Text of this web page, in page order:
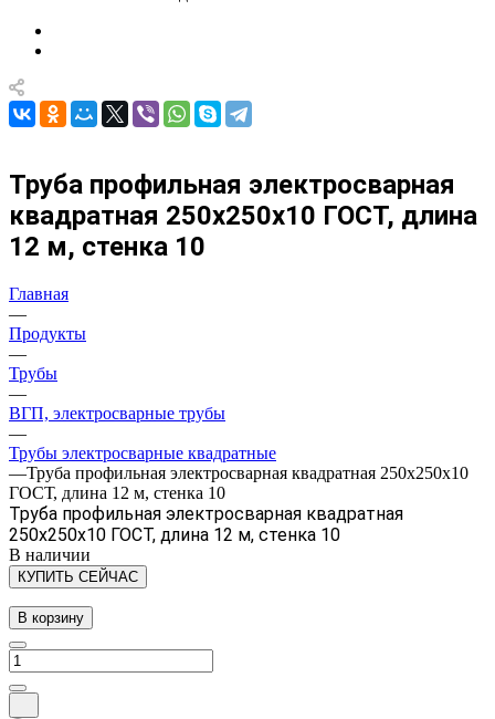
Труба профильная электросварная
квадратная 250х250х10 ГОСТ, длина
12 м, стенка 10
Главная
—
Продукты
—
Трубы
—
ВГП, электросварные трубы
—
Трубы электросварные квадратные
—Труба профильная электросварная квадратная 250х250х10
ГОСТ, длина 12 м, стенка 10
Труба профильная электросварная квадратная
250х250х10 ГОСТ, длина 12 м, стенка 10
В наличии
КУПИТЬ СЕЙЧАС
В корзину